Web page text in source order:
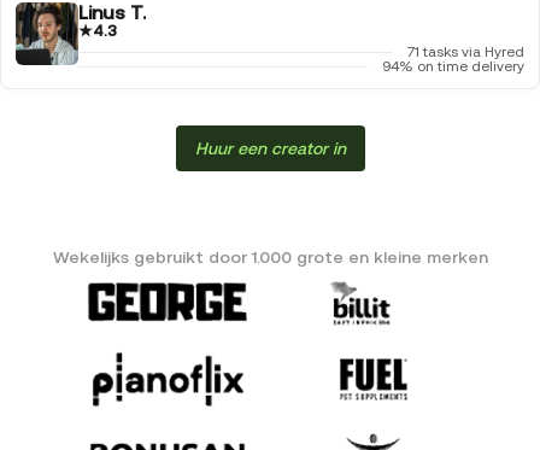
Linus T.
★4.3
71 tasks via Hyred
94% on time delivery
Huur een creator in
Wekelijks gebruikt door 1.000 grote en kleine merken